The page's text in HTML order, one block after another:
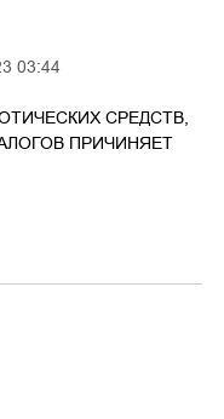
03:44
СРЕДСТВ,
ПРИЧИНЯЕТ